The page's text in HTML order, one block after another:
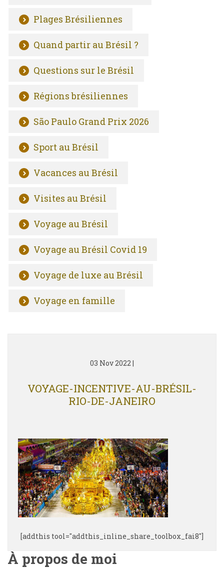
Plages Brésiliennes
Quand partir au Brésil ?
Questions sur le Brésil
Régions brésiliennes
São Paulo Grand Prix 2026
Sport au Brésil
Vacances au Brésil
Visites au Brésil
Voyage au Brésil
Voyage au Brésil Covid 19
Voyage de luxe au Brésil
Voyage en famille
03 Nov 2022 |
VOYAGE-INCENTIVE-AU-BRÉSIL-
RIO-DE-JANEIRO
[addthis tool="addthis_inline_share_toolbox_fai8"]
À propos de moi